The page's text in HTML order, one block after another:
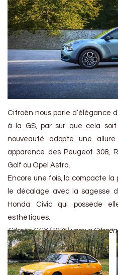
Citroën nous parle d’élégance
à la GS, par sur que cela
nouveauté adopte une
apparence des Peugeot 308,
Golf ou Opel Astra.
Encore une fois, la compacte
le décalage avec la sagesse
Honda Civic qui possède
esthétiques.
Citroën GSX (1975) versus Citroën